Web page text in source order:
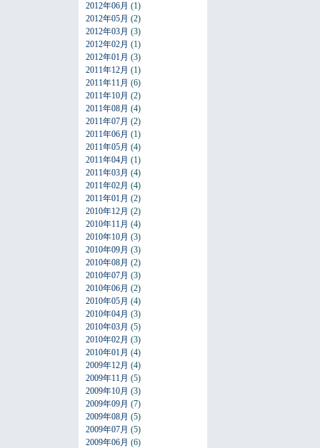
2012年06月 (1)
2012年05月 (2)
2012年03月 (3)
2012年02月 (1)
2012年01月 (3)
2011年12月 (1)
2011年11月 (6)
2011年10月 (2)
2011年08月 (4)
2011年07月 (2)
2011年06月 (1)
2011年05月 (4)
2011年04月 (1)
2011年03月 (4)
2011年02月 (4)
2011年01月 (2)
2010年12月 (2)
2010年11月 (4)
2010年10月 (3)
2010年09月 (3)
2010年08月 (2)
2010年07月 (3)
2010年06月 (2)
2010年05月 (4)
2010年04月 (3)
2010年03月 (5)
2010年02月 (3)
2010年01月 (4)
2009年12月 (4)
2009年11月 (5)
2009年10月 (3)
2009年09月 (7)
2009年08月 (5)
2009年07月 (5)
2009年06月 (6)